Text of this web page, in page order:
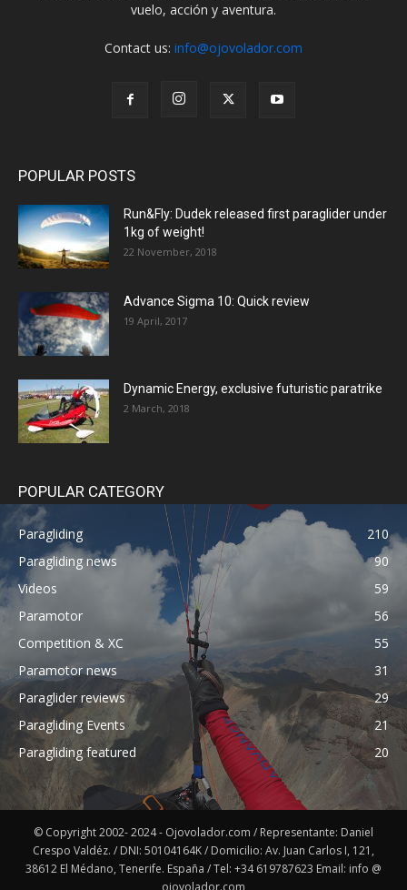
vuelo, acción y aventura.
Contact us: info@ojovolador.com
POPULAR POSTS
Run&Fly: Dudek released first paraglider under
1kg of weight!
22 November, 2018
Advance Sigma 10: Quick review
19 April, 2017
Dynamic Energy, exclusive futuristic paratrike
2 March, 2018
POPULAR CATEGORY
Paragliding
210
Paragliding news
90
Videos
59
Paramotor
56
Competition & XC
55
Paramotor news
31
Paraglider reviews
29
Paragliding Events
21
Paragliding featured
20
© Copyright 2002- 2024 - Ojovolador.com / Representante: Daniel
Crespo Valdéz. / DNI: 50104164K / Domicilio: Av. Juan Carlos I, 121,
38612 El Médano, Tenerife. España / Tel: +34 619787623 Email: info @
ojovolador.com